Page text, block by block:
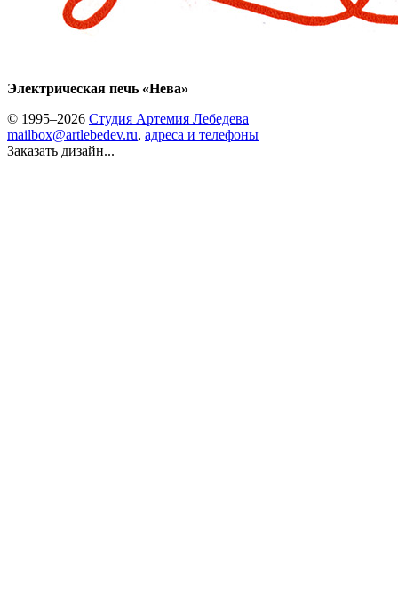
Электрическая печь «Нева»
© 1995–2026 Студия Артемия Лебедева
mailbox@artlebedev.ru, адреса и телефоны
Заказать дизайн...